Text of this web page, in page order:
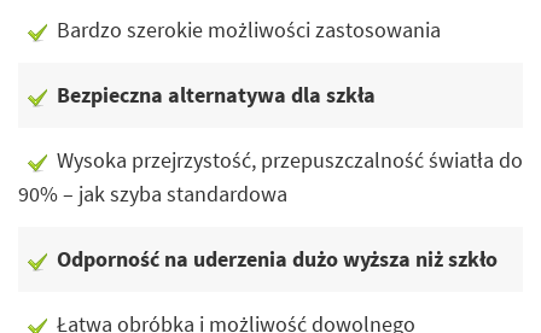
Bardzo szerokie możliwości zastosowania
Bezpieczna alternatywa dla szkła
Wysoka przejrzystość, przepuszczalność światła do
90% – jak szyba standardowa
Odporność na uderzenia dużo wyższa niż szkło
Łatwa obróbka i możliwość dowolnego